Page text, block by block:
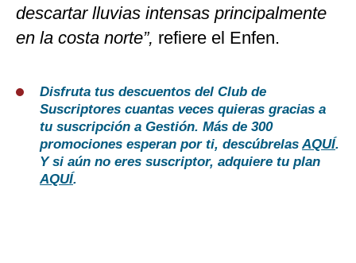
descartar lluvias intensas principalmente
en la costa norte”, refiere el Enfen.
Disfruta tus descuentos del Club de
Suscriptores cuantas veces quieras gracias a
tu suscripción a Gestión. Más de 300
promociones esperan por ti, descúbrelasAQUÍ.
Y si aún no eres suscriptor, adquiere tu plan
AQUÍ.